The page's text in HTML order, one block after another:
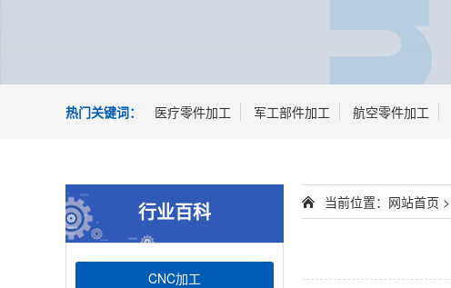
热门关键词： 医疗零件加工 军工部件加工 航空零件加工
行业百科
CNC加工
当前位置： 网站首页 >